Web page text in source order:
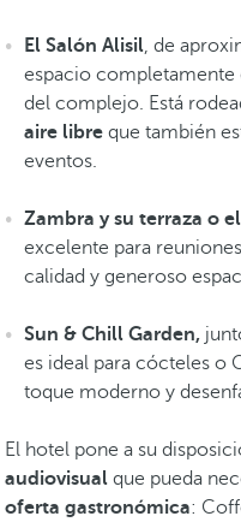
El Salón Alisil, de
espacio completamente
del complejo. Está
aire libre que también
eventos.
Zambra y su terraza o
excelente para
calidad y generoso
Sun & Chill Garden,
es ideal para cócteles o
toque moderno y
El hotel pone a su
audiovisual que pueda
oferta gastronómica: